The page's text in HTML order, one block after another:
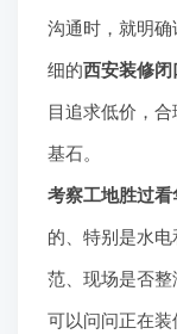
沟通时，就明
细的西安装修闭
目追求低价，
基石。
考察工地胜过看
的、特别是水
范、现场是否
可以问问正在装